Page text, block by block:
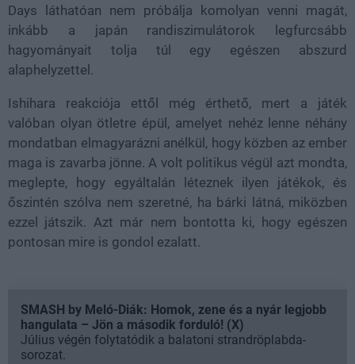
Days láthatóan nem próbálja komolyan venni magát,
inkább a japán randiszimulátorok legfurcsább
hagyományait tolja túl egy egészen abszurd
alaphelyzettel.
Ishihara reakciója ettől még érthető, mert a játék
valóban olyan ötletre épül, amelyet nehéz lenne néhány
mondatban elmagyarázni anélkül, hogy közben az ember
maga is zavarba jönne. A volt politikus végül azt mondta,
meglepte, hogy egyáltalán léteznek ilyen játékok, és
őszintén szólva nem szeretné, ha bárki látná, miközben
ezzel játszik. Azt már nem bontotta ki, hogy egészen
pontosan mire is gondol ezalatt.
SMASH by Meló-Diák: Homok, zene és a nyár legjobb
hangulata – Jön a második forduló! (X)
Július végén folytatódik a balatoni strandröplabda-
sorozat.